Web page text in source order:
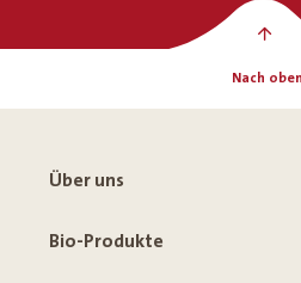
Nach oben
Über uns
Bio-Produkte